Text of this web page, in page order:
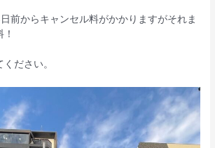
前からキャンセル料がかかりますがそれま
ださい。